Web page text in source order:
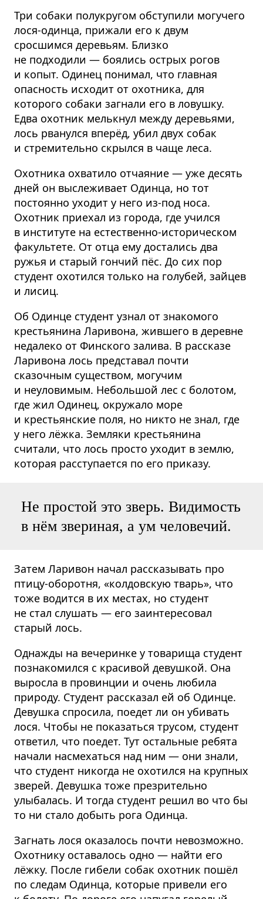
Три собаки полукругом обступили могучего
лося-одинца, прижали его к двум
сросшимся деревьям. Близко
не подходили — боялись острых рогов
и копыт. Одинец понимал, что главная
опасность исходит от охотника, для
которого собаки загнали его в ловушку.
Едва охотник мелькнул между деревьями,
лось рванулся вперёд, убил двух собак
и стремительно скрылся в чаще леса.
Охотника охватило отчаяние — уже десять
дней он выслеживает Одинца, но тот
постоянно уходит у него из-под носа.
Охотник приехал из города, где учился
в институте на естественно-историческом
факультете. От отца ему достались два
ружья и старый гончий пёс. До сих пор
студент охотился только на голубей, зайцев
и лисиц.
Об Одинце студент узнал от знакомого
крестьянина Ларивона, жившего в деревне
недалеко от Финского залива. В рассказе
Ларивона лось представал почти
сказочным существом, могучим
и неуловимым. Небольшой лес с болотом,
где жил Одинец, окружало море
и крестьянские поля, но никто не знал, где
у него лёжка. Земляки крестьянина
считали, что лось просто уходит в землю,
которая расступается по его приказу.
Не простой это зверь. Видимость
в нём звериная, а ум человечий.
Затем Ларивон начал рассказывать про
птицу-оборотня, «колдовскую тварь», что
тоже водится в их местах, но студент
не стал слушать — его заинтересовал
старый лось.
Однажды на вечеринке у товарища студент
познакомился с красивой девушкой. Она
выросла в провинции и очень любила
природу. Студент рассказал ей об Одинце.
Девушка спросила, поедет ли он убивать
лося. Чтобы не показаться трусом, студент
ответил, что поедет. Тут остальные ребята
начали насмехаться над ним — они знали,
что студент никогда не охотился на крупных
зверей. Девушка тоже презрительно
улыбалась. И тогда студент решил во что бы
то ни стало добыть рога Одинца.
Загнать лося оказалось почти невозможно.
Охотнику оставалось одно — найти его
лёжку. После гибели собак охотник пошёл
по следам Одинца, которые привели его